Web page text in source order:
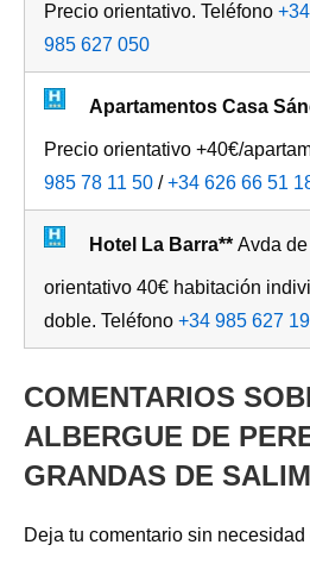
Precio orientativo. Teléfono
985 627 050
Apartamentos Casa
Precio orientativo +40€/
985 78 11 50 /+34 626 66 51
Hotel La Barra** Avda
orientativo 40€ habitación
doble. Teléfono +34 985 627
COMENTARIOS
ALBERGUE DE
GRANDAS DE
Deja tu comentario sin